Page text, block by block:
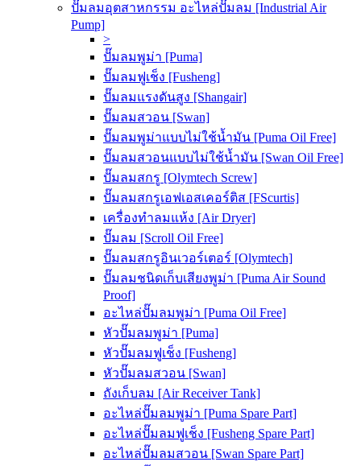
ปั๊มลมอุตสาหกรรม อะไหล่ปั๊มลม [Industrial Air
Pump]
>
ปั๊มลมพูม่า [Puma]
ปั๊มลมฟูเช็ง [Fusheng]
ปั๊มลมแรงดันสูง [Shangair]
ปั๊มลมสวอน [Swan]
ปั๊มลมพูม่าแบบไม่ใช้น้ำมัน [Puma Oil Free]
ปั๊มลมสวอนแบบไม่ใช้น้ำมัน [Swan Oil Free]
ปั๊มลมสกรู [Olymtech Screw]
ปั๊มลมสกรูเอฟเอสเคอร์ติส [FScurtis]
เครื่องทำลมแห้ง [Air Dryer]
ปั๊มลม [Scroll Oil Free]
ปั๊มลมสกรูอินเวอร์เตอร์ [Olymtech]
ปั๊มลมชนิดเก็บเสียงพูม่า [Puma Air Sound
Proof]
อะไหล่ปั๊มลมพูม่า [Puma Oil Free]
หัวปั๊มลมพูม่า [Puma]
หัวปั๊มลมฟูเช็ง [Fusheng]
หัวปั๊มลมสวอน [Swan]
ถังเก็บลม [Air Receiver Tank]
อะไหล่ปั๊มลมพูม่า [Puma Spare Part]
อะไหล่ปั๊มลมฟูเช็ง [Fusheng Spare Part]
อะไหล่ปั๊มลมสวอน [Swan Spare Part]